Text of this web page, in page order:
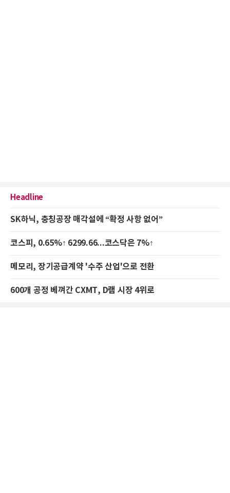
Headline
SK하닉, 충칭공장 매각설에 “확정 사항 없어”
코스피, 0.65%↑ 6299.66...코스닥은 7%↑
메모리, 장기공급계약 '수주 산업'으로 전환
600개 공정 베껴간 CXMT, D램 시장 4위로